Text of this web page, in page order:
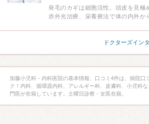
発毛のカギは細胞活性。頭皮を見極
赤外光治療、栄養療法で体の内外か
ドクターズイン
加藤小児科・内科医院の基本情報、口コミ4件は、病院口
ク！内科、循環器内科、アレルギー科、皮膚科、小児科
門医が在籍しています。土曜日診察・女医在籍。